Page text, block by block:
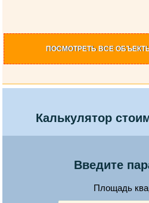
ПОСМОТРЕТЬ ВСЕ
Калькулятор
Введите
Площадь